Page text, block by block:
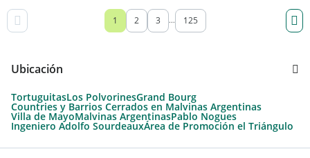
1 2 3 ... 125
Ubicación
TortuguitasLos PolvorinesGrand Bourg
Countries y Barrios Cerrados en Malvinas Argentinas
Villa de MayoMalvinas ArgentinasPablo Nogues
Ingeniero Adolfo SourdeauxÁrea de Promoción el Triángulo